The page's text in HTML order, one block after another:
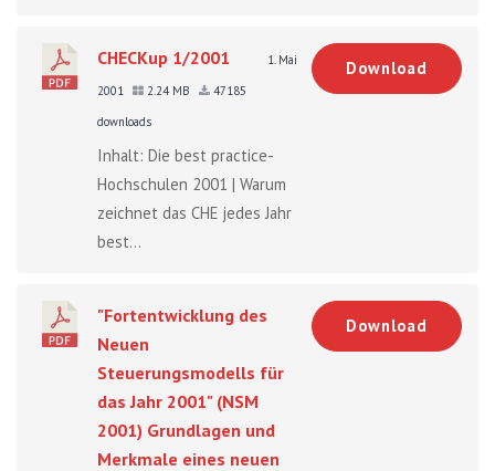
CHECKup 1/2001
1. Mai
2001
2.24 MB
47185
downloads
Inhalt: Die best practice-
Hochschulen 2001 | Warum
zeichnet das CHE jedes Jahr
best...
Download
"Fortentwicklung des
Neuen
Steuerungsmodells für
das Jahr 2001" (NSM
2001) Grundlagen und
Merkmale eines neuen
Download